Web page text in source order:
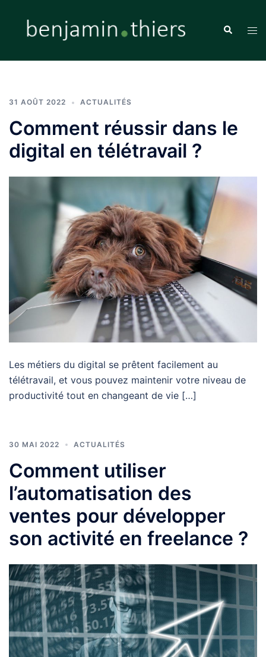
contenu
31 AOÛT 2022 ACTUALITÉS
Comment réussir dans le
digital en télétravail ?
Les métiers du digital se prêtent facilement au
télétravail, et vous pouvez maintenir votre niveau de
productivité tout en changeant de vie […]
30 MAI 2022 ACTUALITÉS
Comment utiliser
l’automatisation des
ventes pour développer
son activité en freelance ?